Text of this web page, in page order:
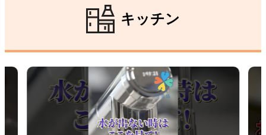
キッチン